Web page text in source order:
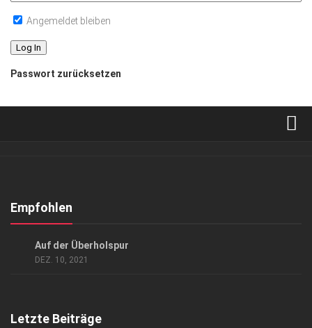
Angemeldet bleiben
Passwort zurücksetzen
Kontakt, Impressum
Empfohlen
Auf der Überholspur
DEZ. 10, 2021
Letzte Beiträge